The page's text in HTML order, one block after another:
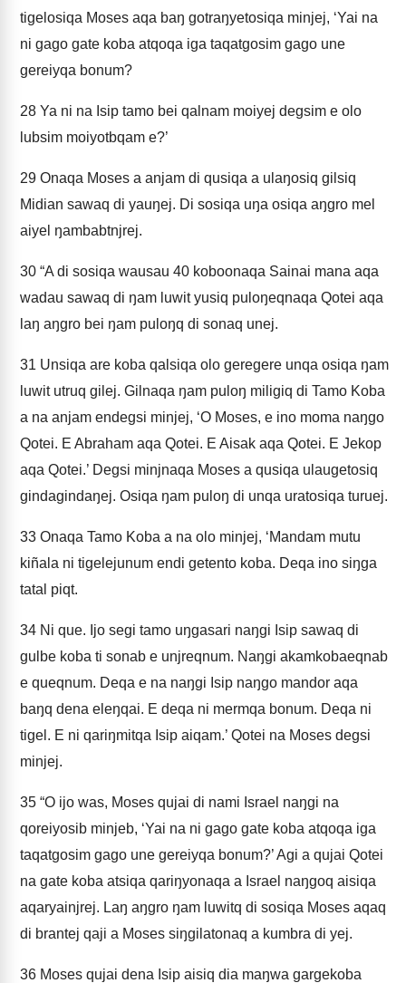
tigelosiqa Moses aqa baŋ gotraŋyetosiqa minjej, ‘Yai na
ni gago gate koba atqoqa iga taqatgosim gago une
gereiyqa bonum?
28 Ya ni na Isip tamo bei qalnam moiyej degsim e olo
lubsim moiyotbqam e?’
29 Onaqa Moses a anjam di qusiqa a ulaŋosiq gilsiq
Midian sawaq di yauŋej. Di sosiqa uŋa osiqa aŋgro mel
aiyel ŋambabtnjrej.
30 “A di sosiqa wausau 40 koboonaqa Sainai mana aqa
wadau sawaq di ŋam luwit yusiq puloŋeqnaqa Qotei aqa
laŋ aŋgro bei ŋam puloŋq di sonaq unej.
31 Unsiqa are koba qalsiqa olo geregere unqa osiqa ŋam
luwit utruq gilej. Gilnaqa ŋam puloŋ miligiq di Tamo Koba
a na anjam endegsi minjej, ‘O Moses, e ino moma naŋgo
Qotei. E Abraham aqa Qotei. E Aisak aqa Qotei. E Jekop
aqa Qotei.’ Degsi minjnaqa Moses a qusiqa ulaugetosiq
gindagindaŋej. Osiqa ŋam puloŋ di unqa uratosiqa turuej.
33 Onaqa Tamo Koba a na olo minjej, ‘Mandam mutu
kiñala ni tigelejunum endi getento koba. Deqa ino siŋga
tatal piqt.
34 Ni que. Ijo segi tamo uŋgasari naŋgi Isip sawaq di
gulbe koba ti sonab e unjreqnum. Naŋgi akamkobaeqnab
e queqnum. Deqa e na naŋgi Isip naŋgo mandor aqa
baŋq dena eleŋqai. E deqa ni mermqa bonum. Deqa ni
tigel. E ni qariŋmitqa Isip aiqam.’ Qotei na Moses degsi
minjej.
35 “O ijo was, Moses qujai di nami Israel naŋgi na
qoreiyosib minjeb, ‘Yai na ni gago gate koba atqoqa iga
taqatgosim gago une gereiyqa bonum?’ Agi a qujai Qotei
na gate koba atsiqa qariŋyonaqa a Israel naŋgoq aisiqa
aqaryainjrej. Laŋ aŋgro ŋam luwitq di sosiqa Moses aqaq
di brantej qaji a Moses siŋgilatonaq a kumbra di yej.
36 Moses qujai dena Isip aisiq dia maŋwa gargekoba